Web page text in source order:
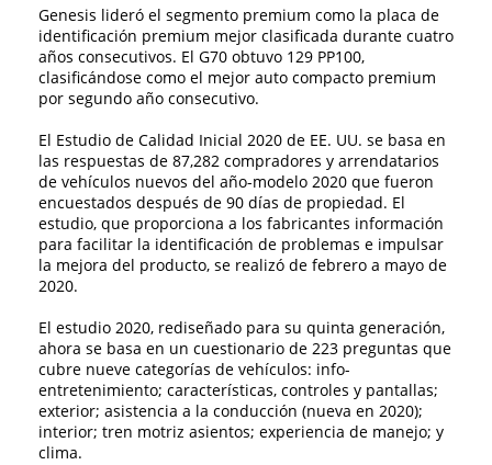
Genesis lideró el segmento premium como la placa de
identificación premium mejor clasificada durante cuatro
años consecutivos. El G70 obtuvo 129 PP100,
clasificándose como el mejor auto compacto premium
por segundo año consecutivo.
El Estudio de Calidad Inicial 2020 de EE. UU. se basa en
las respuestas de 87,282 compradores y arrendatarios
de vehículos nuevos del año-modelo 2020 que fueron
encuestados después de 90 días de propiedad. El
estudio, que proporciona a los fabricantes información
para facilitar la identificación de problemas e impulsar
la mejora del producto, se realizó de febrero a mayo de
2020.
El estudio 2020, rediseñado para su quinta generación,
ahora se basa en un cuestionario de 223 preguntas que
cubre nueve categorías de vehículos: info-
entretenimiento; características, controles y pantallas;
exterior; asistencia a la conducción (nueva en 2020);
interior; tren motriz asientos; experiencia de manejo; y
clima.